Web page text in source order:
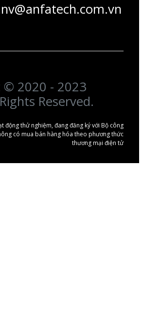
© 2020 - 2023
Reserved.
động thử nghiệm, đang đăng ký với Bộ công
có mua bán hàng hóa theo phương thức
thương mại điện tử